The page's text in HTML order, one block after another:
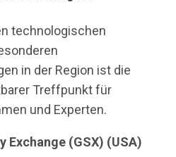
technologischen
in der Region ist die
Treffpunkt für
und Experten.
Exchange (GSX) (USA)